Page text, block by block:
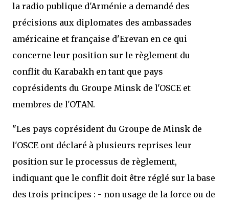
la radio publique d'Arménie a demandé des
précisions aux diplomates des ambassades
américaine et française d'Erevan en ce qui
concerne leur position sur le règlement du
conflit du Karabakh en tant que pays
coprésidents du Groupe Minsk de l'OSCE et
membres de l'OTAN.
"Les pays coprésident du Groupe de Minsk de
l'OSCE ont déclaré à plusieurs reprises leur
position sur le processus de règlement,
indiquant que le conflit doit être réglé sur la base
des trois principes : - non usage de la force ou de